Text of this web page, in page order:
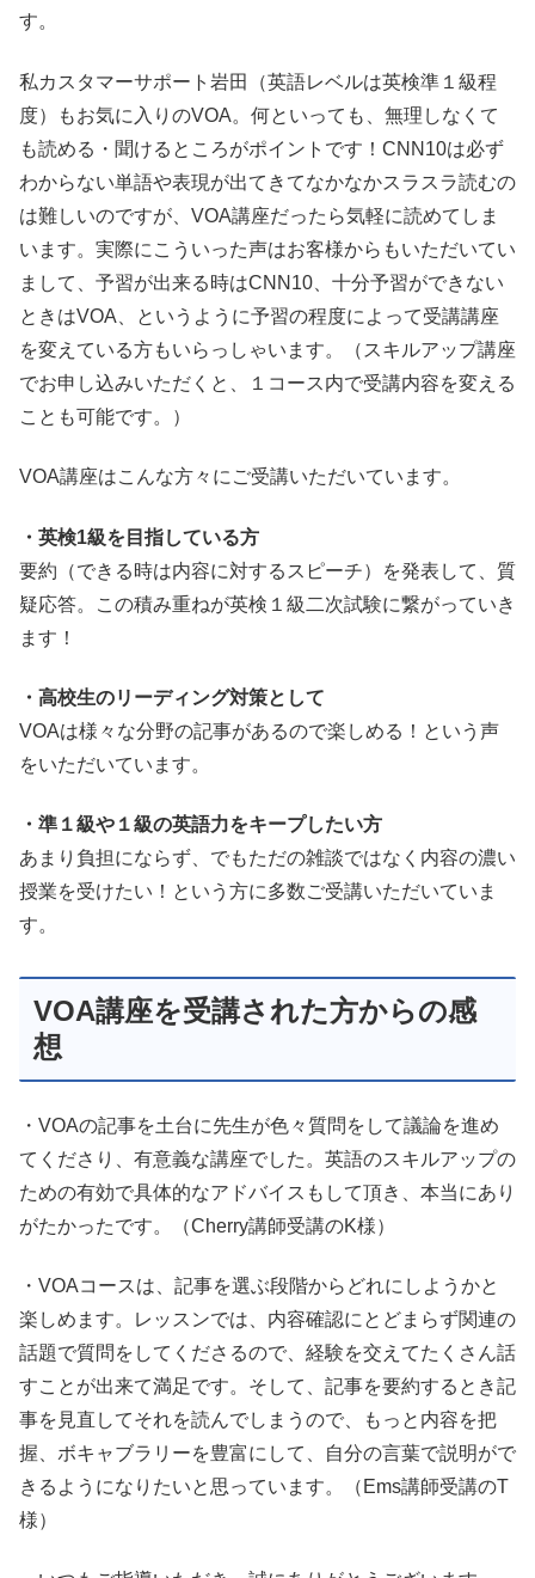
す。
私カスタマーサポート岩田（英語レベルは英検準１級程
度）もお気に入りのVOA。何といっても、無理しなくて
も読める・聞けるところがポイントです！CNN10は必ず
わからない単語や表現が出てきてなかなかスラスラ読むの
は難しいのですが、VOA講座だったら気軽に読めてしま
います。実際にこういった声はお客様からもいただいてい
まして、予習が出来る時はCNN10、十分予習ができない
ときはVOA、というように予習の程度によって受講講座
を変えている方もいらっしゃいます。（スキルアップ講座
でお申し込みいただくと、１コース内で受講内容を変える
ことも可能です。）
VOA講座はこんな方々にご受講いただいています。
・英検1級を目指している方
要約（できる時は内容に対するスピーチ）を発表して、質
疑応答。この積み重ねが英検１級二次試験に繋がっていき
ます！
・高校生のリーディング対策として
VOAは様々な分野の記事があるので楽しめる！という声
をいただいています。
・準１級や１級の英語力をキープしたい方
あまり負担にならず、でもただの雑談ではなく内容の濃い
授業を受けたい！という方に多数ご受講いただいていま
す。
VOA講座を受講された方からの感
想
・VOAの記事を土台に先生が色々質問をして議論を進め
てくださり、有意義な講座でした。英語のスキルアップの
ための有効で具体的なアドバイスもして頂き、本当にあり
がたかったです。（Cherry講師受講のK様）
・VOAコースは、記事を選ぶ段階からどれにしようかと
楽しめます。レッスンでは、内容確認にとどまらず関連の
話題で質問をしてくださるので、経験を交えてたくさん話
すことが出来て満足です。そして、記事を要約するとき記
事を見直してそれを読んでしまうので、もっと内容を把
握、ボキャブラリーを豊富にして、自分の言葉で説明がで
きるようになりたいと思っています。（Ems講師受講のT
様）